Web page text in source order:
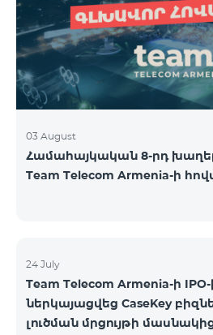
банковские платежи.
ниже. Предоплатный
Ежемесячная плата: 2500
РА
03 August
Համահայկական 8-րդ
Team Telecom Armenia-ի
24 July
Team Telecom Armenia-ի IPO-
ներկայացվեց CaseKey
լուծման մրցույթի